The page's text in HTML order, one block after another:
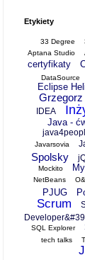
Etykiety
33 Degree
Aptana Studio
certyfikaty
DataSource
Eclipse
Grzegorz
IDEA
Java -
Javarsovia
Spolsky
Mockito
NetBeans
PJUG
Scrum
SQL Explorer
tech talks